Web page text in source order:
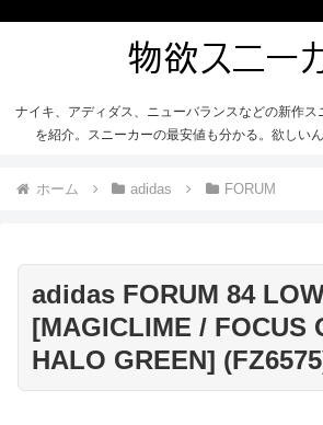
ナイキ、アディダス、ニューバランスなどの新作ス
を紹介。スニーカーの最安値も分かる。欲しい
ホーム adidas FORUM
adidas FORUM 84
[MAGICLIME / FOCUS
HALO GREEN]